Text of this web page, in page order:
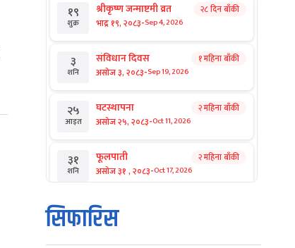
१९
शुक्र
श्रीकृष्ण जन्माष्टमी व्रत
भाद्र १९, २०८३-Sep 4, 2026
२८ दिन बाँकी
३
शनि
संविधान दिवस
असोज ३, २०८३-Sep 19, 2026
१ महिना बाँकी
२५
आइत
घटस्थापना
असोज २५, २०८३-Oct 11, 2026
२ महिना बाँकी
३१
शनि
फूलपाती
असोज ३१ , २०८३-Oct 17, 2026
२ महिना बाँकी
१
आइत
कार्तिक सङ्क्रान्ति
कार्तिक १, २०८३
सिफारिस